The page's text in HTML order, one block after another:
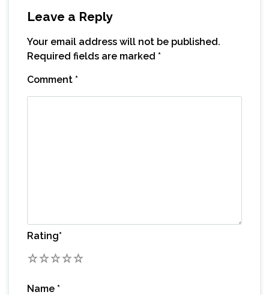
Leave a Reply
Your email address will not be published.
Required fields are marked *
Comment *
Rating*
5
4
3
2
Name *